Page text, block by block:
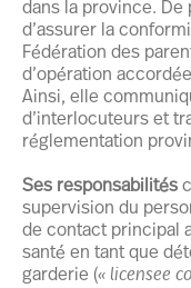
dans la province. De
d’assurer la
Fédération des
d’opération
Ainsi, elle
d’interlocuteurs et
réglementation
Ses responsabilités
supervision du
de contact principal
santé en tant que
garderie (« licensee